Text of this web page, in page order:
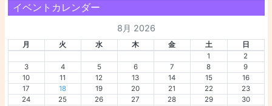
イベントカレンダー
8月 2026
月 火 水 木 金 土
日
1
2
3
4 5 6 7 8
9
10
11 12 13 14 15
16
17
18 19 20 21 22
23
24
25 26 27 28 29
30